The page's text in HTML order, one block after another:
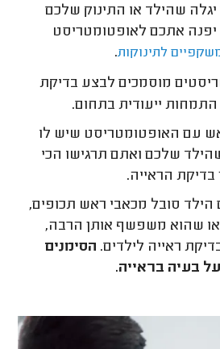
יגלה שהילד או התינוק שלכם
יפנה אתכם לאופטומטריסט
לתינוקות.
מוסמכים לבצע בדיקת
התמחות ייעודית בתחום.
עם האופטומטריסט שיש לו
שהילד שלכם ואתם תרגישו הכי
הראייה.
הילד סובל מכאבי ראש תכופים,
או שהוא משפשף אותן הרבה,
ראייה לילדים. הסימנים
בעיה בראייה.